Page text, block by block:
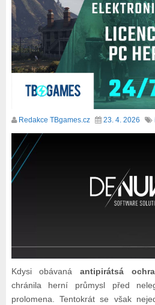
Redakce TBgames.cz 23. 4. 2026
Kdysi obávanáantipirátsá
chránila herní průmysl před
prolomena. Tentokrát se však